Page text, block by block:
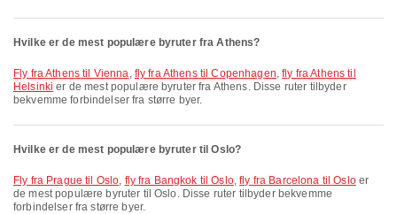
Hvilke er de mest populære byruter fra Athens?
fly fra Athens til Vienna, fly fra Athens til Copenhagen,fly fra Athens til
Helsinki er de mest populære byruter fra Athens. Disse ruter tilbyder
bekvemme forbindelser fra større byer.
Hvilke er de mest populære byruter til Oslo?
fly fra Prague til Oslo, fly fra Bangkok til Oslo,fly fra Barcelona til Osloer
de mest populære byruter til Oslo. Disse ruter tilbyder bekvemme
forbindelser fra større byer.